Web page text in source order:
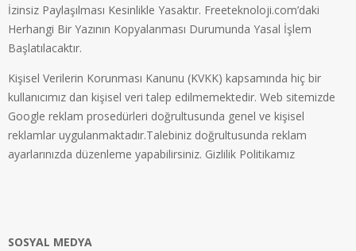
İzinsiz Paylaşılması Kesinlikle Yasaktır. Freeteknoloji.com’daki
Herhangi Bir Yazının Kopyalanması Durumunda Yasal İşlem
Başlatılacaktır.
Kişisel Verilerin Korunması Kanunu (KVKK) kapsamında hiç bir
kullanıcımız dan kişisel veri talep edilmemektedir. Web sitemizde
Google reklam prosedürleri doğrultusunda genel ve kişisel
reklamlar uygulanmaktadır.Talebiniz doğrultusunda reklam
ayarlarınızda düzenleme yapabilirsiniz. Gizlilik Politikamız
SOSYAL MEDYA